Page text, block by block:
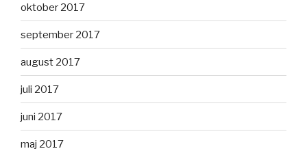
oktober 2017
september 2017
august 2017
juli 2017
juni 2017
maj 2017